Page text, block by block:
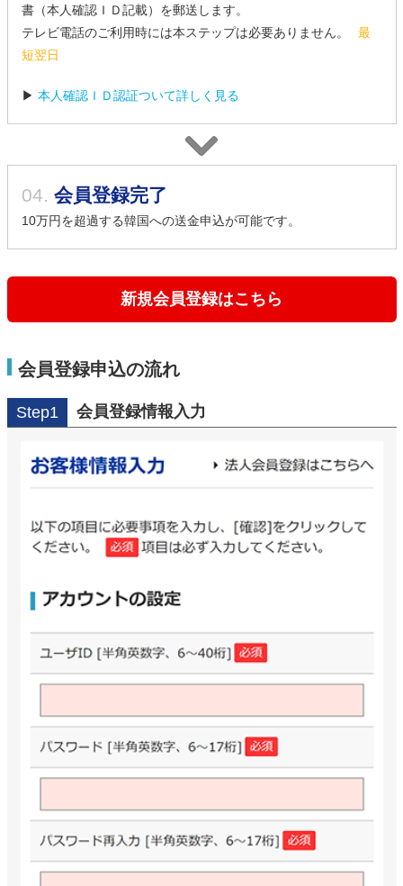
書（本人確認ＩＤ記載）を郵送します。
テレビ電話のご利用時には本ステップは必要ありません。
最
短翌日
▶ 本人確認ＩＤ認証ついて詳しく見る
04. 会員登録完了
10万円を超過する韓国への送金申込が可能です。
新規会員登録はこちら
会員登録申込の流れ
Step1 会員登録情報入力